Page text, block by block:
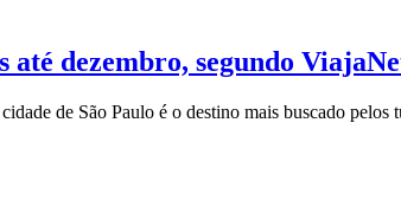
até dezembro, segundo
de São Paulo é o destino mais buscado pelos